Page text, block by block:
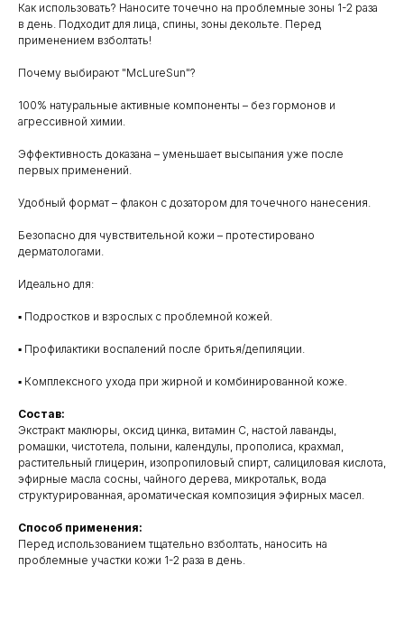
Как использовать? Наносите точечно на проблемные зоны 1-2 раза
в день. Подходит для лица, спины, зоны декольте. Перед
применением взболтать!
Почему выбирают "McLureSun"?
100% натуральные активные компоненты – без гормонов и
агрессивной химии.
Эффективность доказана – уменьшает высыпания уже после
первых применений.
Удобный формат – флакон с дозатором для точечного нанесения.
Безопасно для чувствительной кожи – протестировано
дерматологами.
Идеально для:
▪ Подростков и взрослых с проблемной кожей.
▪ Профилактики воспалений после бритья/депиляции.
▪ Комплексного ухода при жирной и комбинированной коже.
Состав:
Экстракт маклюры, оксид цинка, витамин С, настой лаванды,
ромашки, чистотела, полыни, календулы, прополиса, крахмал,
растительный глицерин, изопропиловый спирт, салициловая кислота,
эфирные масла сосны, чайного дерева, микротальк, вода
структурированная, ароматическая композиция эфирных масел.
Способ применения:
Перед использованием тщательно взболтать, наносить на
проблемные участки кожи 1-2 раза в день.